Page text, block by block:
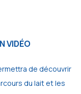
VIDÉO
de découvrir
du lait et les